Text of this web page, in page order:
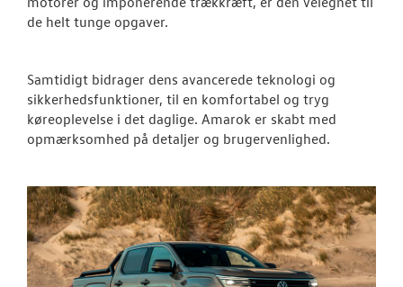
Finansiering
Book en
Garanti
VÆRKSTED
SKADECENTER
de helt tunge opgaver.
Samtidigt bidrager dens avancerede teknologi og
sikkerhedsfunktioner, til en komfortabel og tryg
køreoplevelse i det daglige. Amarok er skabt med
opmærksomhed på detaljer og brugervenlighed.